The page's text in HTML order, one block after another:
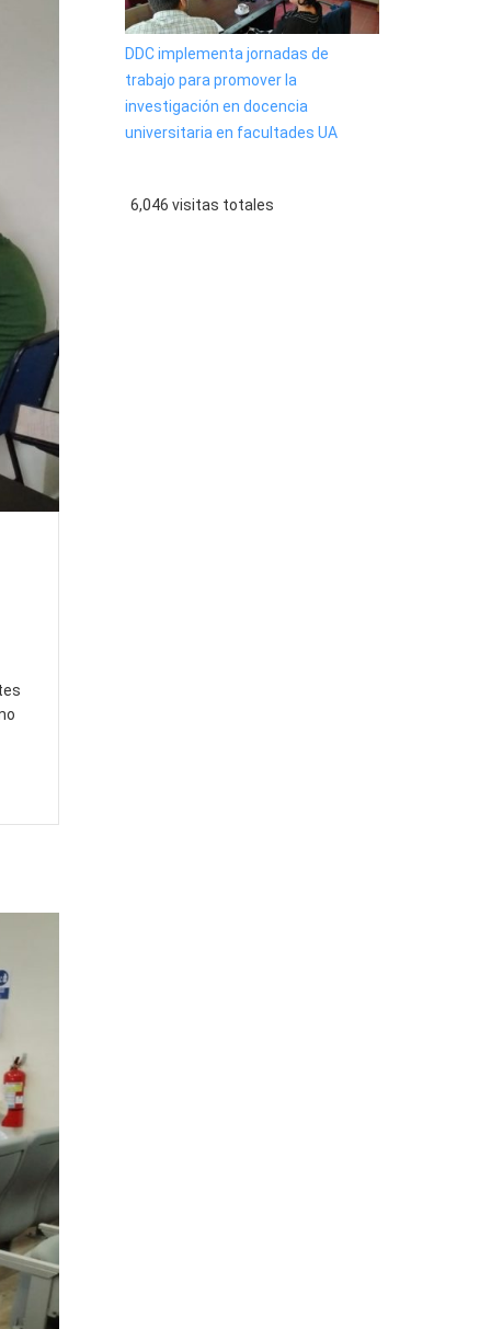
DDC implementa jornadas de
trabajo para promover la
investigación en docencia
universitaria en facultades UA
6,046 visitas totales